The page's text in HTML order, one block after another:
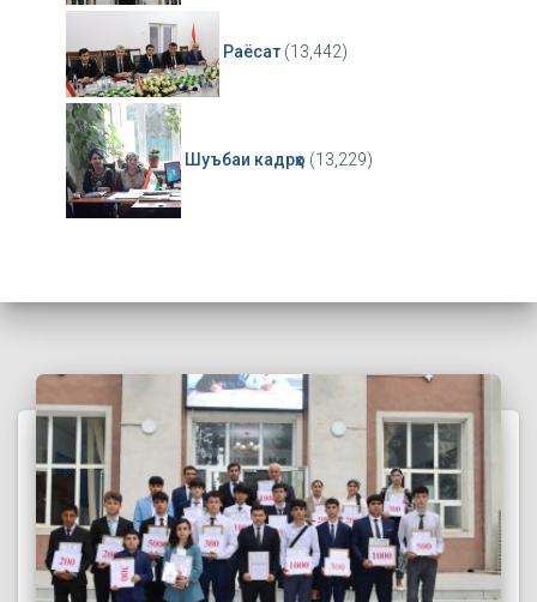
Раёсат (13,442)
Шуъбаи кадрҳо (13,229)